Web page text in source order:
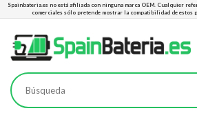
Spainbateria.es no está afiliada con ninguna marca OEM. Cualquier
comerciales sólo pretende mostrar la compatibilidad de estos